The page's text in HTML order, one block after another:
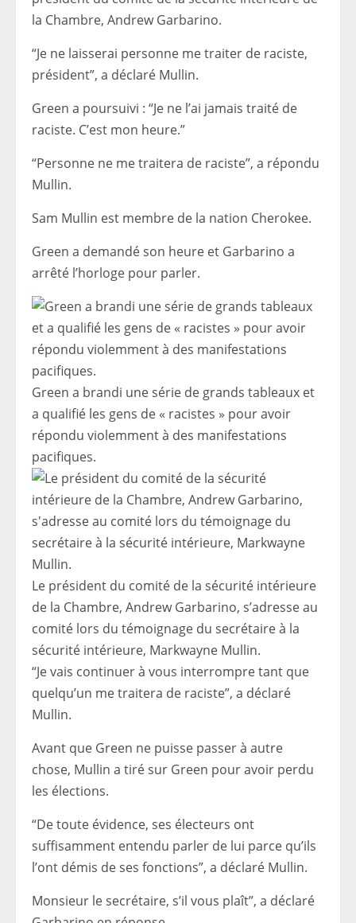
la Chambre, Andrew Garbarino.
“Je ne laisserai personne me traiter de raciste,
président”, a déclaré Mullin.
Green a poursuivi : “Je ne l’ai jamais traité de
raciste. C’est mon heure.”
“Personne ne me traitera de raciste”, a répondu
Mullin.
Sam Mullin est membre de la nation Cherokee.
Green a demandé son heure et Garbarino a
arrêté l’horloge pour parler.
Green a brandi une série de grands tableaux et
a qualifié les gens de « racistes » pour avoir
répondu violemment à des manifestations
pacifiques.
Le président du comité de la sécurité intérieure
de la Chambre, Andrew Garbarino, s’adresse au
comité lors du témoignage du secrétaire à la
sécurité intérieure, Markwayne Mullin.
“Je vais continuer à vous interrompre tant que
quelqu’un me traitera de raciste”, a déclaré
Mullin.
Avant que Green ne puisse passer à autre
chose, Mullin a tiré sur Green pour avoir perdu
les élections.
“De toute évidence, ses électeurs ont
suffisamment entendu parler de lui parce qu’ils
l’ont démis de ses fonctions”, a déclaré Mullin.
Monsieur le secrétaire, s’il vous plaît”, a déclaré